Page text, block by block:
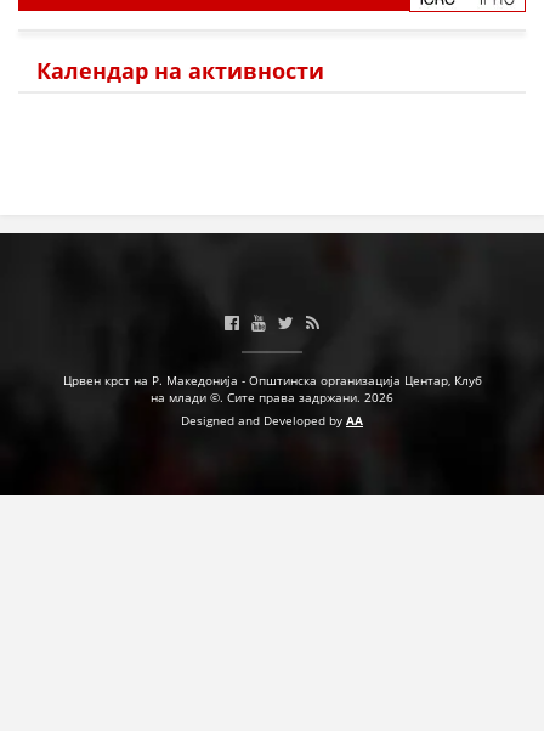
Календар на активности
Црвен крст на Р. Македонија - Општинска организација Центар, Клуб
на млади ©. Сите права задржани. 2026
Designed and Developed by AA